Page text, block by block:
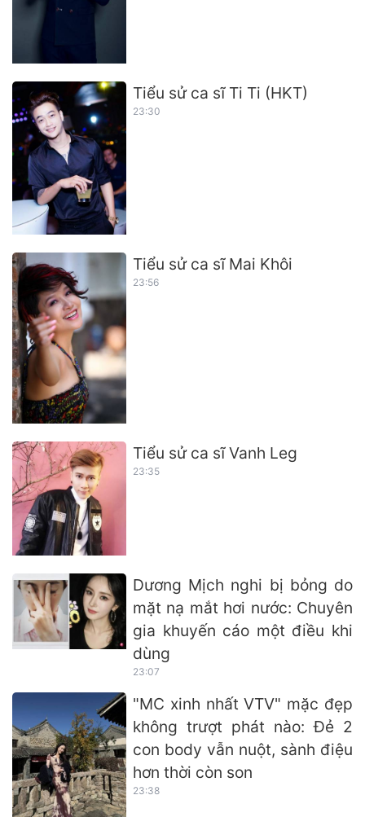
Tiểu sử ca sĩ Ti Ti (HKT)
23:30
Tiểu sử ca sĩ Mai Khôi
23:56
Tiểu sử ca sĩ Vanh Leg
23:35
Dương Mịch nghi bị bỏng do
mặt nạ mắt hơi nước: Chuyên
gia khuyến cáo một điều khi
dùng
23:07
"MC xinh nhất VTV" mặc đẹp
không trượt phát nào: Đẻ 2
con body vẫn nuột, sành điệu
hơn thời còn son
23:38